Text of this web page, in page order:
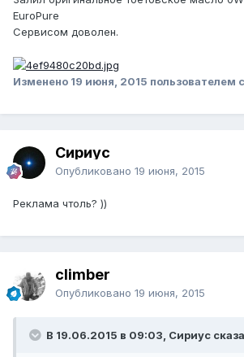
EuroPure
Сервисом доволен.
Изменено 19 июня, 2015 пользователем
Сириус
Опубликовано 19 июня, 2015
Реклама чтоль? ))
climber
Опубликовано 19 июня, 2015
В 19.06.2015 в 09:03, Сириус